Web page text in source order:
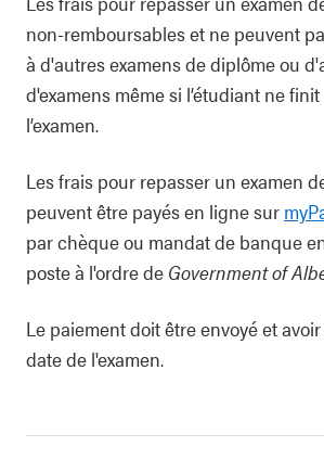
non-remboursables et ne peuvent
à d'autres examens de diplôme ou
d'examens même si l’étudiant ne
l’examen.
Les frais pour repasser un examen
peuvent être payés en ligne sur
par chèque ou mandat de banque
poste à l'ordre de Government of
Le paiement doit être envoyé et
date de l'examen.